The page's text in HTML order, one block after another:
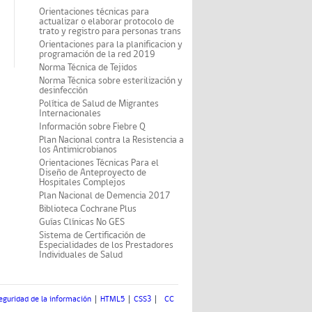
Orientaciones técnicas para
actualizar o elaborar protocolo de
trato y registro para personas trans
Orientaciones para la planificacion y
programación de la red 2019
Norma Técnica de Tejidos
Norma Técnica sobre esterilización y
desinfección
Política de Salud de Migrantes
Internacionales
Información sobre Fiebre Q
Plan Nacional contra la Resistencia a
los Antimicrobianos
Orientaciones Técnicas Para el
Diseño de Anteproyecto de
Hospitales Complejos
Plan Nacional de Demencia 2017
Biblioteca Cochrane Plus
Guías Clínicas No GES
Sistema de Certificación de
Especialidades de los Prestadores
Individuales de Salud
de la información HTML5 CSS3 CC